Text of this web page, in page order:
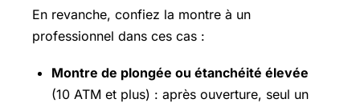
En revanche, confiez la montre à un
professionnel dans ces cas :
Montre de plongée ou étanchéité élevée
(10 ATM et plus) : après ouverture, seul un